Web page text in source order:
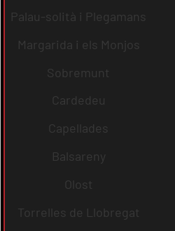
Palau-solità i Plegamans
Margarida i els Monjos
Sobremunt
Cardedeu
Capellades
Balsareny
Olost
Torrelles de Llobregat